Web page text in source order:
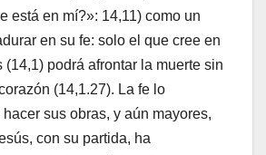
está en mí?»: 14,11) como un
en su fe: solo el que cree en
(14,1) podrá afrontar la muerte sin
(14,1.27). La fe lo
sus obras, y aún mayores,
con su partida, ha